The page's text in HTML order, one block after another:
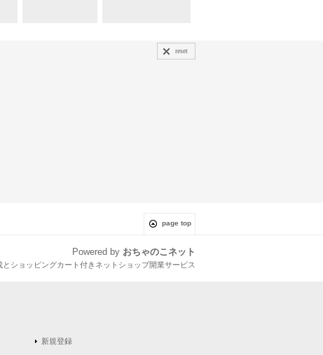
reset
page top
Powered by おちゃのこネット
とショッピングカート付きネットショップ開業サービス
新規登録